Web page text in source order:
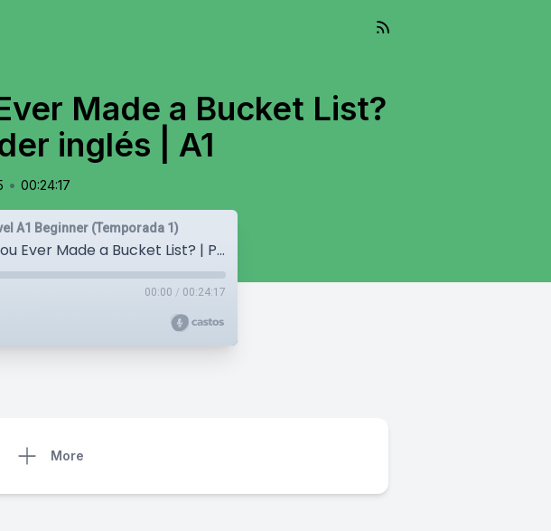
Made a Bucket List?
inglés | A1
• 00:24:17
A1 Beginner (Temporada 1)
#29 Present Perfect: Have You Ever Made a Bucket List? | Podcast para aprender inglés | A1
00:00 / 00:24:17
More